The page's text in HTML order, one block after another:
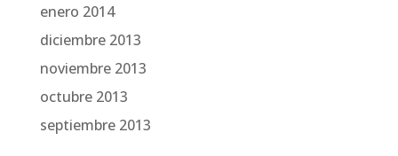
enero 2014
diciembre 2013
noviembre 2013
octubre 2013
septiembre 2013